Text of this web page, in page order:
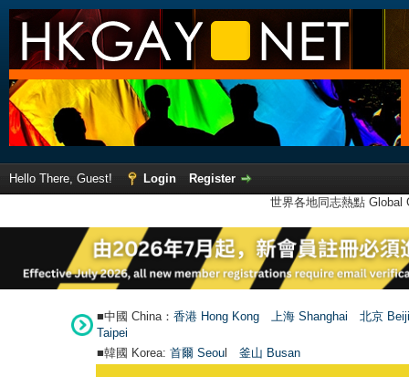
Hello There, Guest! Login
Register
世界各地同志熱點
■中國 China： 香港 Hong Kong 上海 Shanghai
北京
Taipei
■韓國 Korea: 首爾 Seoul 釜山 Busan